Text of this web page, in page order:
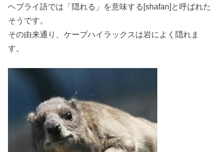
ヘブライ語では「隠れる」を意味する[shafan]と呼ばれた
そうです。
その由来通り、ケープハイラックスは岩によく隠れま
す。